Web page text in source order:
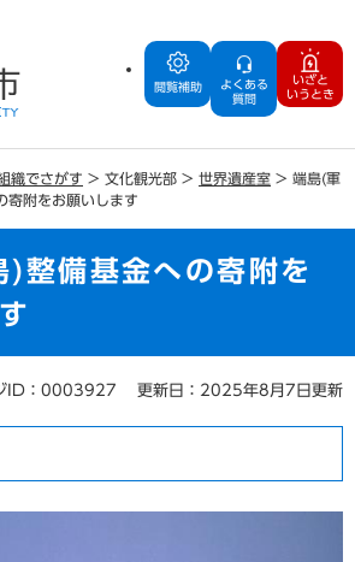
閲覧補助
よくある
質問
いざと
いうとき
織でさがす > 文化観光部 > 世界遺産室 > 端島(軍
寄附をお願いします
)整備基金への寄附を
ID：0003927 更新日：2025年8月7日更新